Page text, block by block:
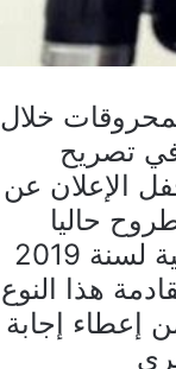
خلال
في تصريح
الإعلان عن
حاليا
الزيادة من جديد في أسعار المحروقات رغم ان قانون المالية لسنة 2019
هذا النوع
إعطاء إجابة